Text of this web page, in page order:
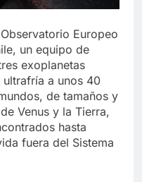
Europeo
un equipo de
exoplanetas
a unos 40
de tamaños y
Venus y la Tierra,
hasta
fuera del Sistema